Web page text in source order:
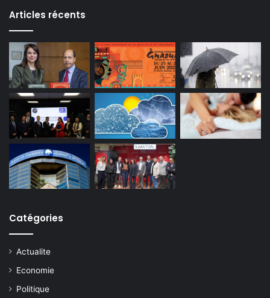
Articles récents
Catégories
Actualite
Economie
Politique